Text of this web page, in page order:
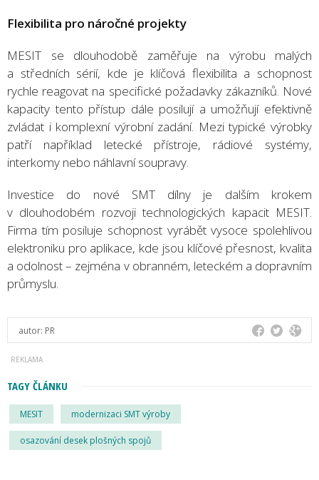
Flexibilita pro náročné projekty
MESIT se dlouhodobě zaměřuje na výrobu malých
a středních sérií, kde je klíčová flexibilita a schopnost
rychle reagovat na specifické požadavky zákazníků. Nové
kapacity tento přístup dále posilují a umožňují efektivně
zvládat i komplexní výrobní zadání. Mezi typické výrobky
patří například letecké přístroje, rádiové systémy,
interkomy nebo náhlavní soupravy.
Investice do nové SMT dílny je dalším krokem
v dlouhodobém rozvoji technologických kapacit MESIT.
Firma tím posiluje schopnost vyrábět vysoce spolehlivou
elektroniku pro aplikace, kde jsou klíčové přesnost, kvalita
a odolnost – zejména v obranném, leteckém a dopravním
průmyslu.
autor: PR
TAGY ČLÁNKU
MESIT modernizaci SMT výroby
osazování desek plošných spojů